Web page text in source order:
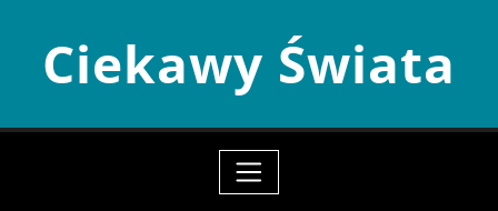
contentCiekawy Świata